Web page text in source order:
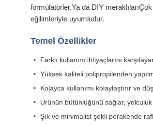
formülatörler,Ya da DIY
eğilimleriyle uyumludur.
Temel Özellikler
Farklı kullanım ihtiyaçlarını
Yüksek kaliteli polipropilenden
Kolayca kullanımı kolaylaştırır ve
Ürünün bütünlüğünü sağlar,
Şık ve minimalist şekli perakende